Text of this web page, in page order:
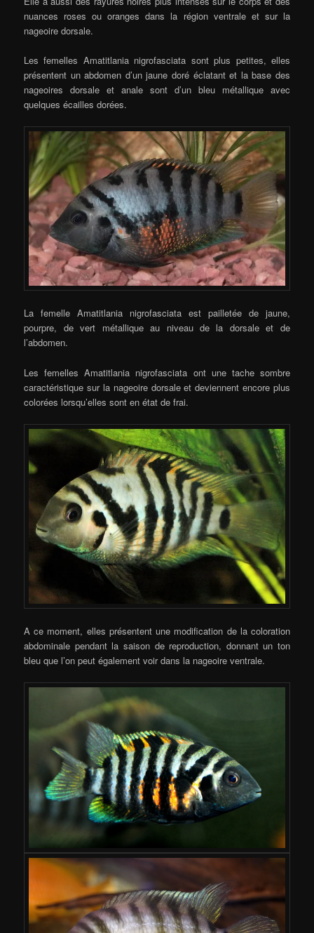
nuances roses ou oranges dans la région ventrale et sur la
nageoire dorsale.
Les femelles Amatitlania nigrofasciata sont plus petites, elles
présentent un abdomen d’un jaune doré éclatant et la base des
nageoires dorsale et anale sont d’un bleu métallique avec
quelques écailles dorées.
La femelle Amatitlania nigrofasciata est pailletée de jaune,
pourpre, de vert métallique au niveau de la dorsale et de
l’abdomen.
Les femelles Amatitlania nigrofasciata ont une tache sombre
caractéristique sur la nageoire dorsale et deviennent encore plus
colorées lorsqu’elles sont en état de frai.
A ce moment, elles présentent une modification de la coloration
abdominale pendant la saison de reproduction, donnant un ton
bleu que l’on peut également voir dans la nageoire ventrale.